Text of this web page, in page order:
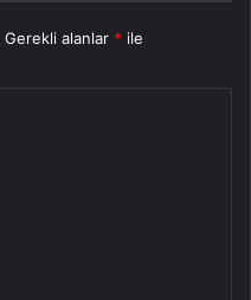
Gerekli alanlar * ile